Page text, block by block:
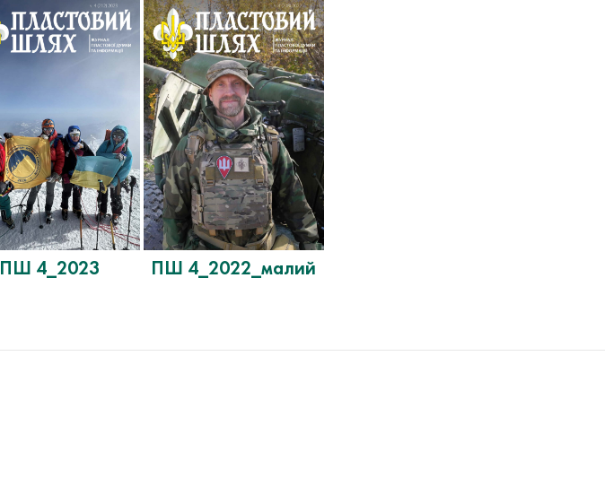
ПШ 4_2023 ПШ 4_2022_малий